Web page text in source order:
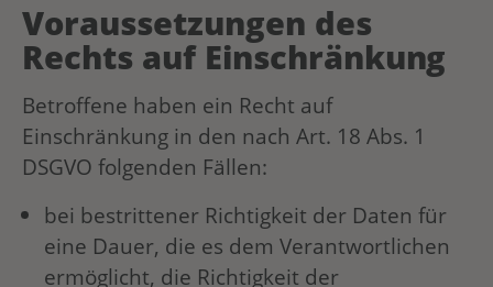
Voraussetzungen des
Rechts auf Einschränkung
Betroffene haben ein Recht auf
Einschränkung in den nach Art. 18 Abs. 1
DSGVO folgenden Fällen:
bei bestrittener Richtigkeit der Daten für
eine Dauer, die es dem Verantwortlichen
ermöglicht, die Richtigkeit der